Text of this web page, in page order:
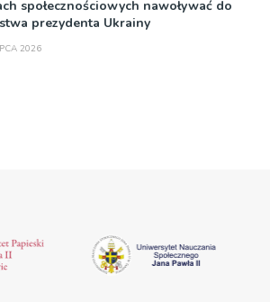
społecznościowych nawoływać do
prezydenta Ukrainy
2026